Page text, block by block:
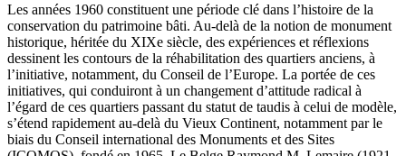
Les années 1960 constituent une période clé dans l’histoire de la
conservation du patrimoine bâti. Au-delà de la notion de monument
historique, héritée du XIXe siècle, des expériences et réflexions
dessinent les contours de la réhabilitation des quartiers anciens, à
l’initiative, notamment, du Conseil de l’Europe. La portée de ces
initiatives, qui conduiront à un changement d’attitude radical à
l’égard de ces quartiers passant du statut de taudis à celui de modèle,
s’étend rapidement au-delà du Vieux Continent, notamment par le
biais du Conseil international des Monuments et des Sites